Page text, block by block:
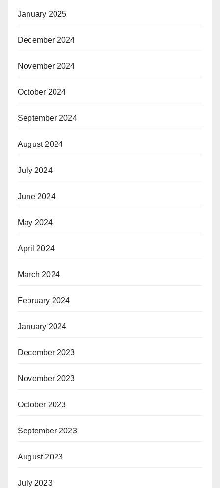
January 2025
December 2024
November 2024
October 2024
September 2024
August 2024
July 2024
June 2024
May 2024
April 2024
March 2024
February 2024
January 2024
December 2023
November 2023
October 2023
September 2023
August 2023
July 2023